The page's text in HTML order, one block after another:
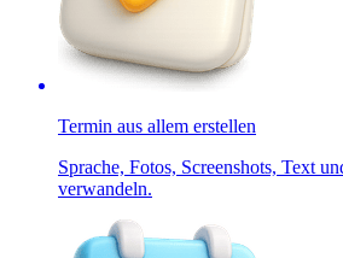
Termin aus allem erstellen
Sprache, Fotos, Screenshots, Text
verwandeln.